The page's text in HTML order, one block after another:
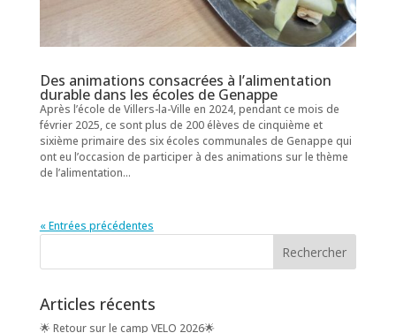
Des animations consacrées à l’alimentation
durable dans les écoles de Genappe
Après l’école de Villers-la-Ville en 2024, pendant ce mois de
février 2025, ce sont plus de 200 élèves de cinquième et
sixième primaire des six écoles communales de Genappe qui
ont eu l’occasion de participer à des animations sur le thème
de l’alimentation...
« Entrées précédentes
Articles récents
🌟 Retour sur le camp VELO 2026🌟